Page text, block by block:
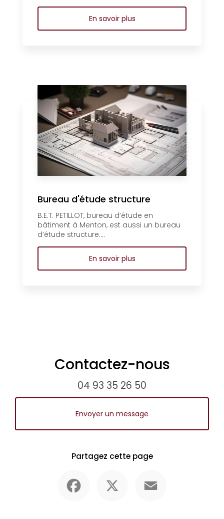
En savoir plus
Bureau d'étude structure
B.E.T. PETILLOT, bureau d’étude en
bâtiment à Menton, est aussi un bureau
d’étude structure....
En savoir plus
Contactez-nous
04 93 35 26 50
Envoyer un message
Partagez cette page